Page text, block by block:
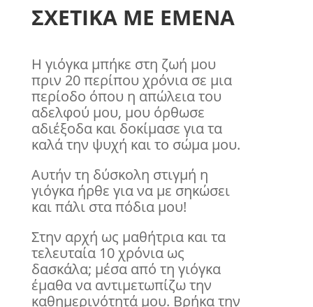
ΣΧΕΤΙΚΑ ΜΕ ΕΜΕΝΑ
Η γιόγκα μπήκε στη ζωή μου
πριν 20 περίπου χρόνια σε μια
περίοδο όπου η απώλεια του
αδελφού μου, μου όρθωσε
αδιέξοδα και δοκίμασε για τα
καλά την ψυχή και το σώμα μου.
Αυτήν τη δύσκολη στιγμή η
γιόγκα ήρθε για να με σηκώσει
και πάλι στα πόδια μου!
Στην αρχή ως μαθήτρια και τα
τελευταία 10 χρόνια ως
δασκάλα; μέσα από τη γιόγκα
έμαθα να αντιμετωπίζω την
καθημερινότητά μου. Βρήκα την